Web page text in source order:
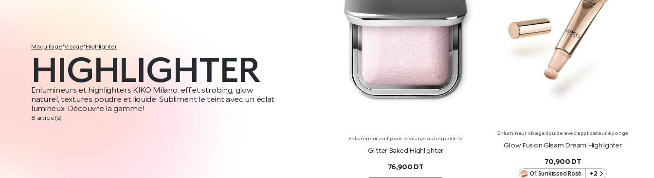
maquillage* visage* highlighter
HIGHLIGHTER
Enlumineurs et highlighters KIKO Milano: effet strobing, glow
naturel, textures poudre et liquide. Subliment le teint avec un éclat
lumineux. Découvre la gamme!
8 article(s)
Enlumineur cuit pour le visage au fini pailleté
Glitter Baked Highlighter
76,900 DT
Enlumineur visage liquide avec applicateur éponge
Glow Fusion Gleam Dream Highlighter
70,900 DT
01 Sunkissed Rosè +2